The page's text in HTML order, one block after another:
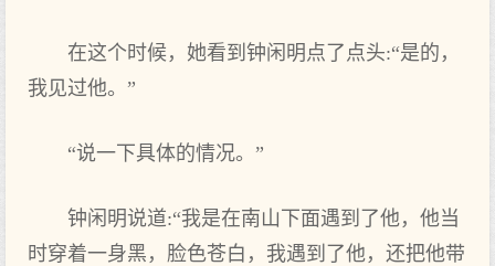
在这个时候，她看到钟闲明点了点头:“是的，
我见过他。”
“说一下具体的情况。”
钟闲明说道:“我是在南山下面遇到了他，他当
时穿着一身黑，脸色苍白，我遇到了他，还把他带